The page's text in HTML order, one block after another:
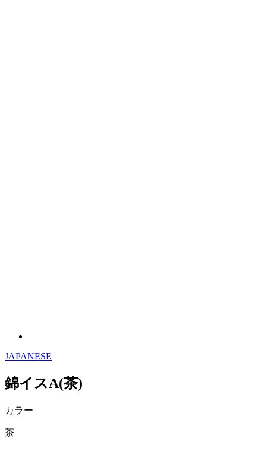
JAPANESE
錦イスA(茶)
カラー
茶